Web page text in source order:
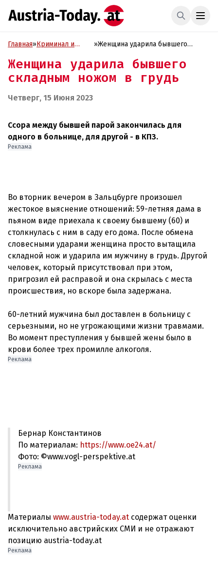
Главная»Криминал и
»Женщина ударила бывшего
Женщина ударила бывшего
складным ножом в грудь
Четверг, 15 Июня 2023
Ссора между бывшей парой закончилась для
одного в больнице, для другой - в КПЗ.
Реклама
Во вторник вечером в Зальцбурге произошел
жестокое выяснение отношений: 59-летняя дама в
пьяном виде приехала к своему бывшему (60) и
столкнулась с ним в саду его дома. После обмена
словесными ударами женщина просто вытащила
складной нож и ударила им мужчину в грудь. Другой
человек, который присутствовал при этом,
пригрозил ей расправой и она скрылась с места
происшествия, но вскоре была задержана.
60-летний мужчина был доставлен в больницу с
серьезными, но не угрожающими жизни травмами.
Во момент преступления у бывшей жены было в
Реклама
Бернар Константинов
По материалам: https://www.oe24.at/
Фото: ©www.vogl-perspektive.at
Реклама
Материалы www.austria-today.at содержат оценки
исключительно австрийских СМИ и не отражают
позицию austria-today.at
Реклама